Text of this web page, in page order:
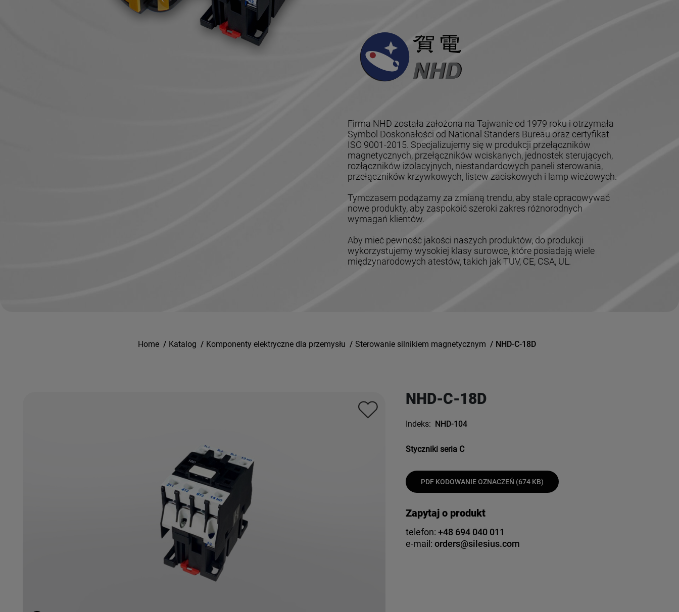
Firma NHD została założona na Tajwanie od 1979 roku i otrzymała
Symbol Doskonałości od National Standers Bureau oraz certyfikat
ISO 9001-2015. Specjalizujemy się w produkcji przełączników
magnetycznych, przełączników wciskanych, jednostek sterujących,
rozłączników izolacyjnych, niestandardowych paneli sterowania,
przełączników krzywkowych, listew zaciskowych i lamp wieżowych.
Tymczasem podążamy za zmianą trendu, aby stale opracowywać
nowe produkty, aby zaspokoić szeroki zakres różnorodnych
wymagań klientów.
Aby mieć pewność jakości naszych produktów, do produkcji
wykorzystujemy wysokiej klasy surowce, które posiadają wiele
międzynarodowych atestów, takich jak TUV, CE, CSA, UL.
Home / Katalog / Komponenty elektryczne dla przemysłu / Sterowanie silnikiem magnetycznym / NHD-C-18D
NHD-C-18D
Indeks: NHD-104
Styczniki seria C
PDF KODOWANIE OZNACZEŃ (674 KB)
Zapytaj o produkt
telefon:+48 694 040 011
e-mail:orders@silesius.com